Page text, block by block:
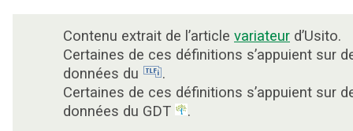
Contenu extrait de l’article variateur d’Usito.
Certaines de ces définitions s’appuient sur
données du
.
Certaines de ces définitions s’appuient sur
données du GDT
.